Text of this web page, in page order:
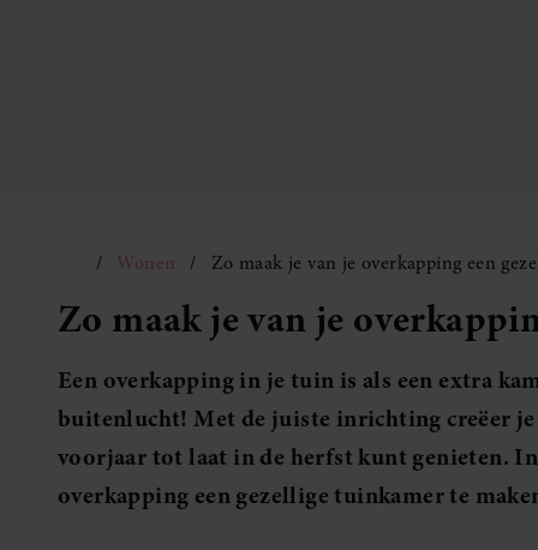
Wonen Zo maak je van je overkapping een
Zo maak je van je
Een overkapping in je tuin is als een extra
buitenlucht! Met de juiste inrichting creëer
voorjaar tot laat in de herfst kunt genieten.
overkapping een gezellige tuinkamer te